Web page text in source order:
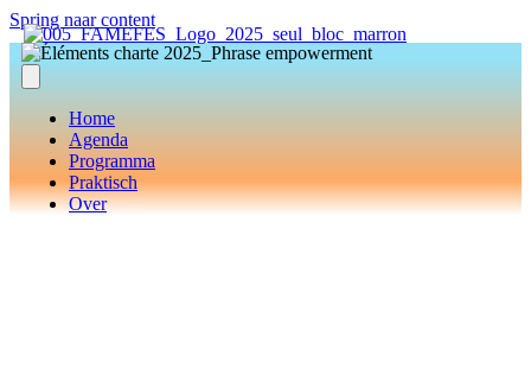
Spring naar content
Home
Agenda
Programma
Praktisch
Over